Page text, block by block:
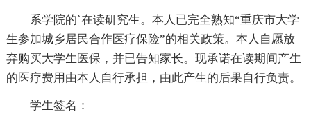
系学院的`在读研究生。本人已完全熟知“重庆市大学
生参加城乡居民合作医疗保险”的相关政策。本人自愿放
弃购买大学生医保，并已告知家长。现承诺在读期间产生
的医疗费用由本人自行承担，由此产生的后果自行负责。
学生签名：